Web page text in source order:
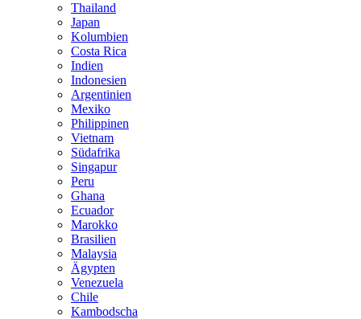
Thailand
Japan
Kolumbien
Costa Rica
Indien
Indonesien
Argentinien
Mexiko
Philippinen
Vietnam
Südafrika
Singapur
Peru
Ghana
Ecuador
Marokko
Brasilien
Malaysia
Ägypten
Venezuela
Chile
Kambodscha